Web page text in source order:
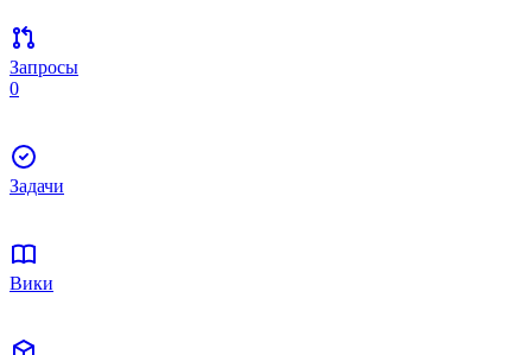
Запросы
0
Задачи
Вики